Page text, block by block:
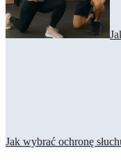
Jak wybrać ochronę